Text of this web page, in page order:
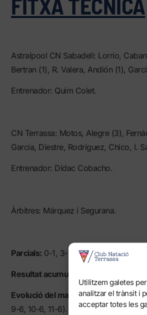
Utilitzem galetes
analitzar el trànsit i
acceptar totes les
FITXA TÈCNICA
Astralpool CN Sabadell: Lorrio,
Bertran (1), R. Valera, Andión (1),
Entrenador: Quim Colet.
CN Terrassa: Motos, Alegre (3),
Garcia, Diestre, Rodríguez, Chico, I.
Entrenador: Dídac Cobacho.
Àrbitres: Márquez i Segurana.
Parcials: 0-1, 3-1, 3-3 i 5-1.
Resultat acumulat:
Evolució del marcador: (0-1), (1-1,
9-6, 10-6, 11-6).